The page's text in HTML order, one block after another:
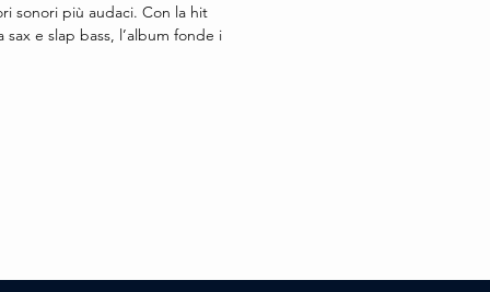
sonori più audaci. Con la hit
e slap bass, l’album fonde i